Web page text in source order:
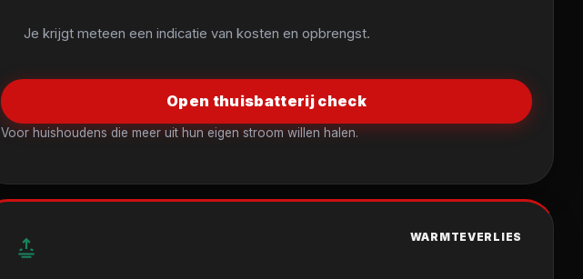
Je krijgt meteen een indicatie van kosten en opbrengst.
Open thuisbatterij check
Voor huishoudens die meer uit hun eigen stroom willen halen.
WARMTEVERLIES